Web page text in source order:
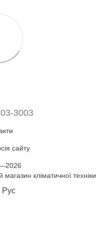
3003
сайту
кліматичної техніки
Рус